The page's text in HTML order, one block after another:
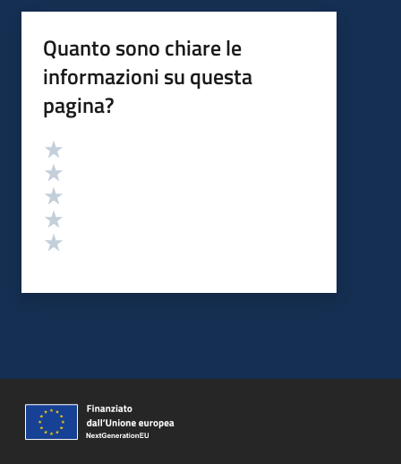
Quanto sono chiare le
informazioni su questa
pagina?
Valutazione